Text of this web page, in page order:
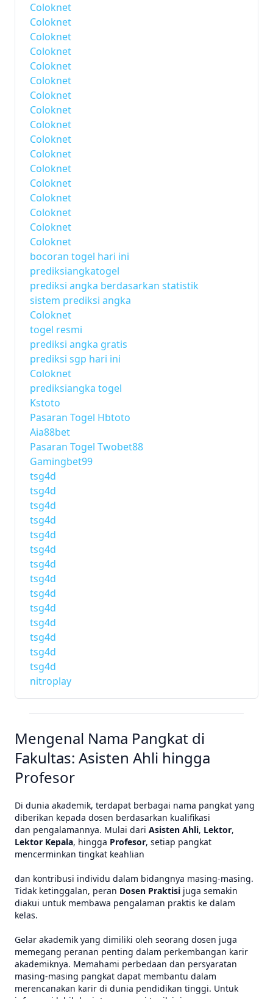
Coloknet
Coloknet
Coloknet
Coloknet
Coloknet
Coloknet
Coloknet
Coloknet
Coloknet
Coloknet
Coloknet
Coloknet
Coloknet
Coloknet
Coloknet
Coloknet
Coloknet
bocoran togel hari ini
prediksiangkatogel
prediksi angka berdasarkan statistik
sistem prediksi angka
Coloknet
togel resmi
prediksi angka gratis
prediksi sgp hari ini
Coloknet
prediksiangka togel
Kstoto
Pasaran Togel Hbtoto
Aia88bet
Pasaran Togel Twobet88
Gamingbet99
tsg4d
tsg4d
tsg4d
tsg4d
tsg4d
tsg4d
tsg4d
tsg4d
tsg4d
tsg4d
tsg4d
tsg4d
tsg4d
tsg4d
nitroplay
Mengenal Nama Pangkat di
Fakultas: Asisten Ahli hingga
Profesor
Di dunia akademik, terdapat berbagai nama pangkat yang
diberikan kepada dosen berdasarkan kualifikasi
dan pengalamannya. Mulai dari Asisten Ahli, Lektor,
Lektor Kepala, hingga Profesor, setiap pangkat
mencerminkan tingkat keahlian
dan kontribusi individu dalam bidangnya masing-masing.
Tidak ketinggalan, peran Dosen Praktisi juga semakin
diakui untuk membawa pengalaman praktis ke dalam
kelas.
Gelar akademik yang dimiliki oleh seorang dosen juga
memegang peranan penting dalam perkembangan karir
akademiknya. Memahami perbedaan dan persyaratan
masing-masing pangkat dapat membantu dalam
merencanakan karir di dunia pendidikan tinggi. Untuk